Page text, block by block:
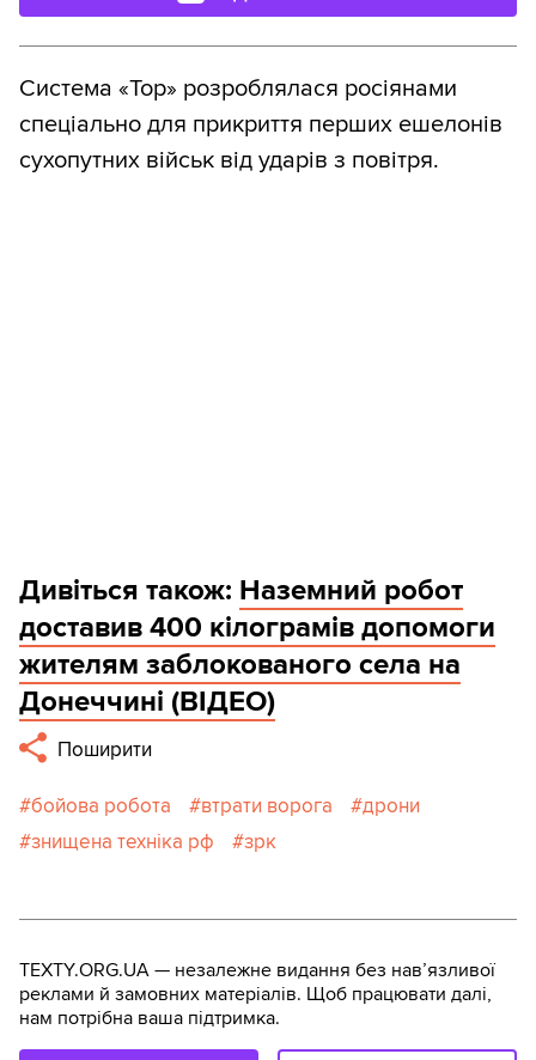
Система «Тор» розроблялася росіянами
спеціально для прикриття перших ешелонів
сухопутних військ від ударів з повітря.
Дивіться також: Наземний робот
доставив 400 кілограмів допомоги
жителям заблокованого села на
Донеччині (ВІДЕО)
Поширити
бойова робота втрати ворога
дрони
знищена техніка рф
зрк
TEXTY.ORG.UA — незалежне видання без навʼязливої
реклами й замовних матеріалів. Щоб працювати далі,
нам потрібна ваша підтримка.